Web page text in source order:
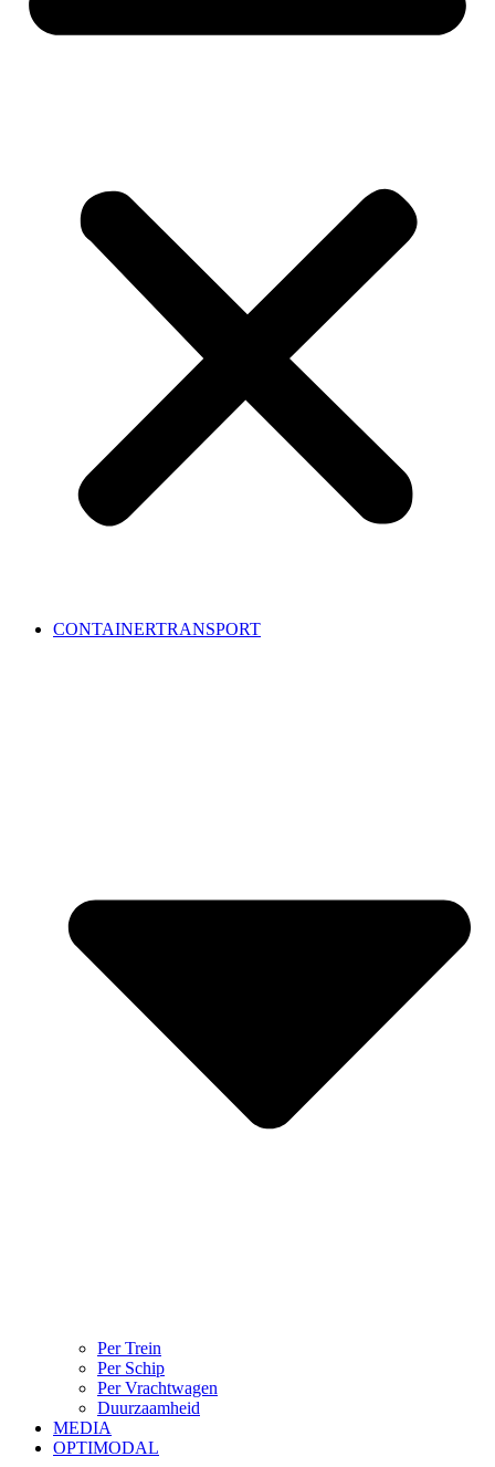
CONTAINERTRANSPORT
Per Trein
Per Schip
Per Vrachtwagen
Duurzaamheid
MEDIA
OPTIMODAL